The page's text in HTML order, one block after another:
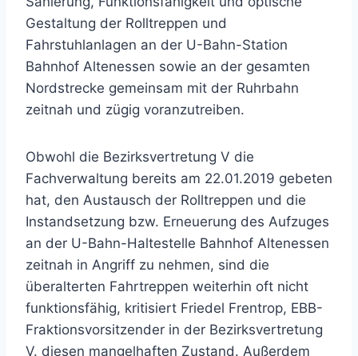
Gestaltung der Rolltreppen und
Fahrstuhlanlagen an der U-Bahn-Station
Bahnhof Altenessen sowie an der gesamten
Nordstrecke gemeinsam mit der Ruhrbahn
zeitnah und zügig voranzutreiben.
Obwohl die Bezirksvertretung V die
Fachverwaltung bereits am 22.01.2019 gebeten
hat, den Austausch der Rolltreppen und die
Instandsetzung bzw. Erneuerung des Aufzuges
an der U-Bahn-Haltestelle Bahnhof Altenessen
zeitnah in Angriff zu nehmen, sind die
überalterten Fahrtreppen weiterhin oft nicht
funktionsfähig, kritisiert Friedel Frentrop, EBB-
Fraktionsvorsitzender in der Bezirksvertretung
V. diesen mangelhaften Zustand. Außerdem